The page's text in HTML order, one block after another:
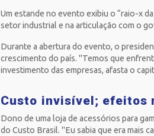
Um estande no evento exibiu o “raio-x
setor industrial e na articulação com o
Durante a abertura do evento, o
crescimento do país. "Temos que
investimento das empresas, afasta o
Custo invisível; efeitos
Dono de uma loja de acessórios para
do Custo Brasil. "Eu sabia que era mais